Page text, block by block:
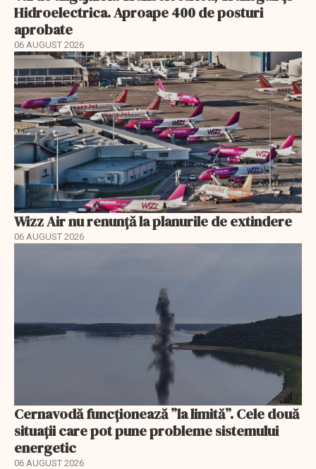
Hidroelectrica. Aproape 400 de posturi
aprobate
06 AUGUST 2026
Wizz Air nu renunță la planurile de extindere
06 AUGUST 2026
Cernavodă funcționează ”la limită”. Cele două
situații care pot pune probleme sistemului
energetic
06 AUGUST 2026